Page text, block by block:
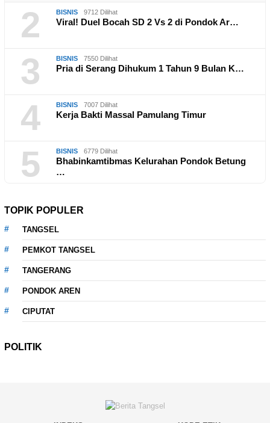
2 BISNIS 9712 Dilihat
Viral! Duel Bocah SD 2 Vs 2 di Pondok Ar…
3 BISNIS 7550 Dilihat
Pria di Serang Dihukum 1 Tahun 9 Bulan K…
4 BISNIS 7007 Dilihat
Kerja Bakti Massal Pamulang Timur
5 BISNIS 6779 Dilihat
Bhabinkamtibmas Kelurahan Pondok Betung
…
TOPIK POPULER
TANGSEL
PEMKOT TANGSEL
TANGERANG
PONDOK AREN
CIPUTAT
POLITIK